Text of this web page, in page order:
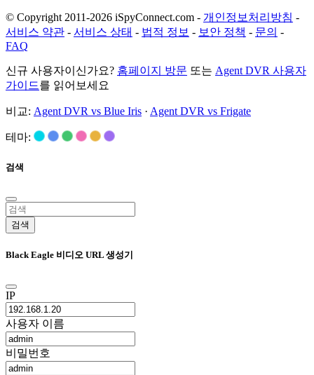
© Copyright 2011-2026 iSpyConnect.com - 개인정보처리방침 -
서비스 약관 - 서비스 상태 - 법적 정보 - 보안 정책 - 문의 -
FAQ
신규 사용자이신가요? 홈페이지 방문 또는 Agent DVR 사용자
가이드를 읽어보세요
비교: Agent DVR vs Blue Iris · Agent DVR vs Frigate
테마:
검색
검색
Black Eagle 비디오 URL 생성기
IP
사용자 이름
비밀번호